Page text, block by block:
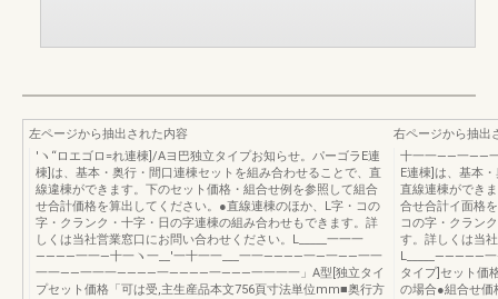
左ページから抽出された内容
′ヽ“ロエゴロ=れ連棟]/Aヨ巴独立タイプお知らせ。パーゴラE連
棟]は、基本・奥行・間口連棟セットを組み合わせることで、直
線違棟ができます。下のセット価格・組合せ例を参照して組合
せ合計価格を算出してください。●直線連棟のほか、L字・コの
字・クランク・十字・日の字連棟の組み合わせもできます。詳
しくは当社営業窓口にお問い合わせください。L_____一一一
――――一一―十一ヽ一__'一十一一___一一――――一―一――一一
一一――一一一――――一――――一―――一一一一」A型[独立タイ
プセット価格「可は受,主生産品本文756頁寸法単位mm■奥行方
右ページから抽出
十一一――一――
E連棟]は、基本
直線連棟ができ
合せ合計イ面格
コの字・クラン
す。詳しくは当
L_____―――――
タイプ]セット価
の場合●組合せ価